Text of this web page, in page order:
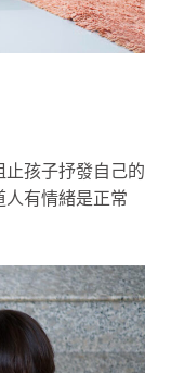
孩子抒發自己的
有情緒是正常